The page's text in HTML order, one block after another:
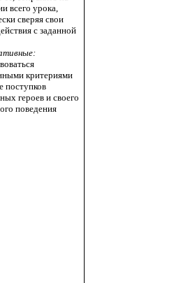
всего урока,
сверяя свои
с заданной
критериями
поступков
героев и своего
поведения